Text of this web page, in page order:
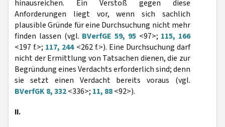
hinausreichen. Ein Verstoß gegen diese
Anforderungen liegt vor, wenn sich sachlich
plausible Gründe für eine Durchsuchung nicht mehr
finden lassen (vgl. BVerfGE 59, 95<97>; 115, 166
<197 f.>; 117, 244<262 f.>). Eine Durchsuchung darf
nicht der Ermittlung von Tatsachen dienen, die zur
Begründung eines Verdachts erforderlich sind; denn
sie setzt einen Verdacht bereits voraus (vgl.
BVerfGK 8, 332<336>; 11, 88<92>).
II.